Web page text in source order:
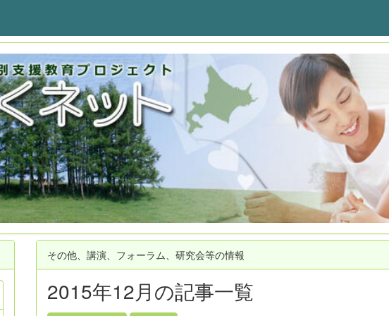
その他、講演、フォーラム、研究会等の情報
2015年12月の記事一覧